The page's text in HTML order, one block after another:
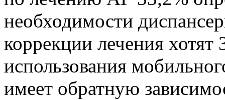
необходимости
коррекции лечения хотят
использования
имеет обратную